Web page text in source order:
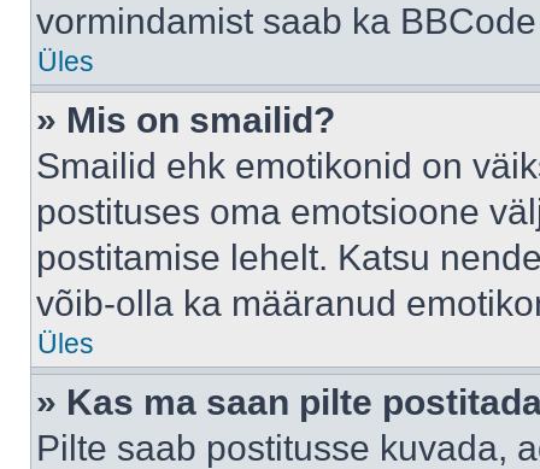
vormindamist saab ka
Üles
» Mis on smailid?
Smailid ehk emotikonid on
postituses oma emotsioone
postitamise lehelt. Katsu
võib-olla ka määranud
Üles
» Kas ma saan pilte
Pilte saab postitusse kuvada,